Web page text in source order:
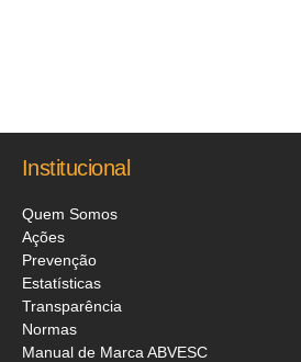
Institucional
Quem Somos
Ações
Prevenção
Estatísticas
Transparência
Normas
Manual de Marca ABVESC